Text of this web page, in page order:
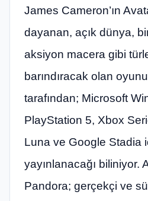
James Cameron’ın
dayanan, açık dünya,
aksiyon macera gibi
barındıracak olan
tarafından; Microsoft
PlayStation 5, Xbox
Luna ve Google Stadia
yayınlanacağı biliniyor.
Pandora; gerçekçi ve